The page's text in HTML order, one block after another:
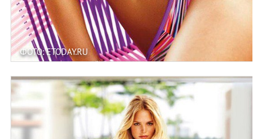
ФОТО: ETODAY.RU